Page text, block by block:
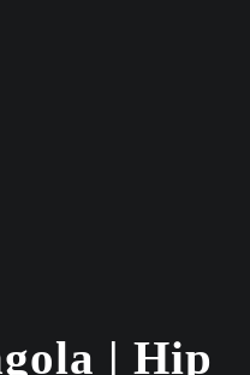
| Hip